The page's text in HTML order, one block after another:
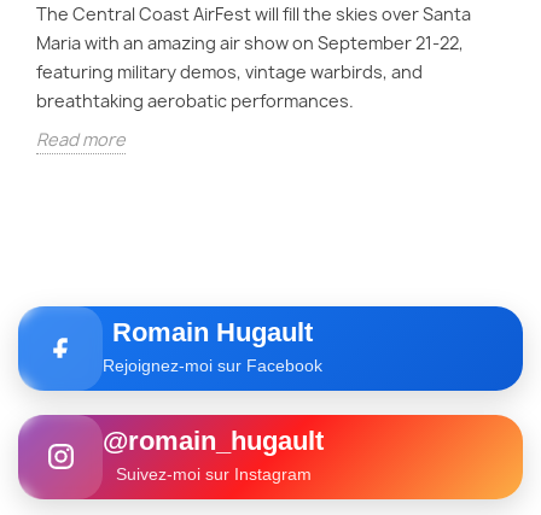
The Central Coast AirFest will fill the skies over Santa
Maria with an amazing air show on September 21-22,
featuring military demos, vintage warbirds, and
breathtaking aerobatic performances.
Read more
Romain Hugault
Rejoignez-moi sur Facebook
@romain_hugault
Suivez-moi sur Instagram